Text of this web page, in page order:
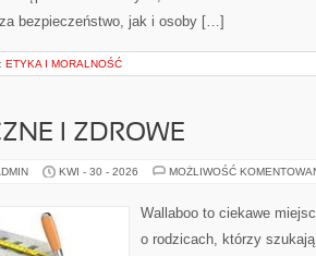
bezpieczeństwo, jak i osoby […]
ETYKA I MORALNOŚĆ
I ZDROWE
KWI - 30 - 2026 MOŻLIWOŚĆ
Wallaboo to ciekawe
o rodzicach, którzy